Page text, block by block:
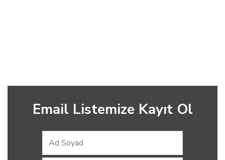
Email Listemize Kayıt Ol